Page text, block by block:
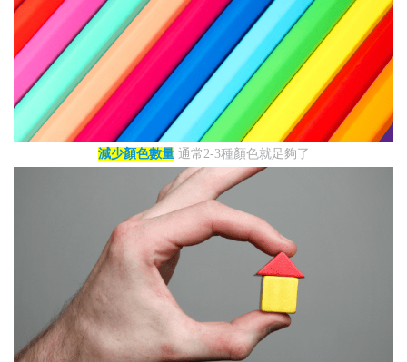
減少顏色數量通常2-3種顏色就足夠了